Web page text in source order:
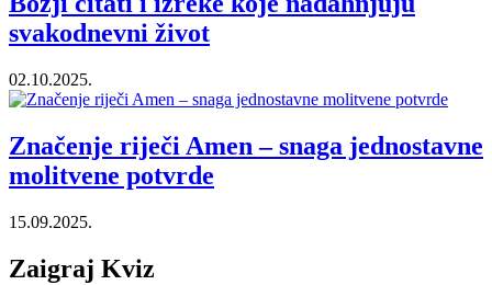
svakodnevni život
02.10.2025.
Značenje riječi Amen – snaga jednostavne
molitvene potvrde
15.09.2025.
Zaigraj Kviz